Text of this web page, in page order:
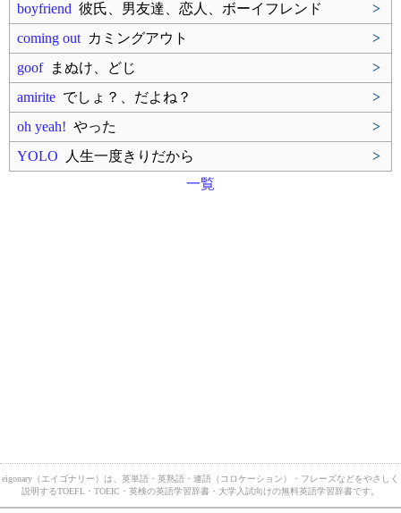
boyfriend 彼氏、男友達、恋人、ボーイフレンド
>
coming out カミングアウト
>
goofまぬけ、どじ
>
amirite でしょ？、だよね？
>
oh yeah! やった
>
YOLO 人生一度きりだから
>
一覧
eigonary（エイゴナリー）は、英単語・英熟語・連語（コロケーション）・フレーズなどをやさしく
説明するTOEFL・TOEIC・英検の英語学習辞書・大学入試向けの無料英語学習辞書です。